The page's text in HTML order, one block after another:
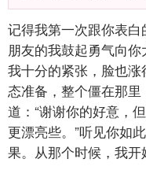
记得我第一次跟你表
朋友的我鼓起勇气向
我十分的紧张，脸也
态准备，整个僵在那
道：“谢谢你的好意，
更漂亮些。”听见你如
果。从那个时候，我开